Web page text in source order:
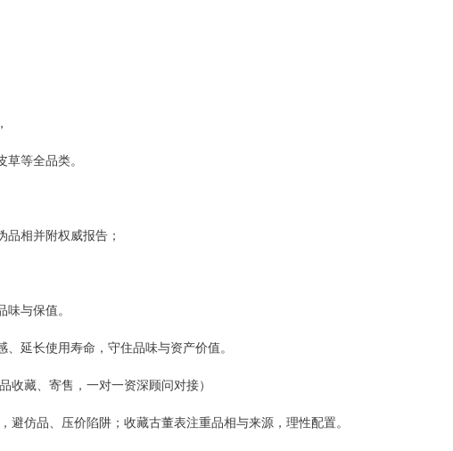
等全品类。
相并附权威报告；
与保值。
延长使用寿命，守住品味与资产价值。
收藏、寄售，一对一资深顾问对接）
仿品、压价陷阱；收藏古董表注重品相与来源，理性配置。